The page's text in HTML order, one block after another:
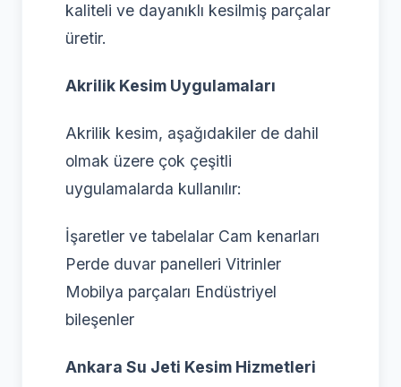
kaliteli ve dayanıklı kesilmiş parçalar
üretir.
Akrilik Kesim Uygulamaları
Akrilik kesim, aşağıdakiler de dahil
olmak üzere çok çeşitli
uygulamalarda kullanılır:
İşaretler ve tabelalar Cam kenarları
Perde duvar panelleri Vitrinler
Mobilya parçaları Endüstriyel
bileşenler
Ankara Su Jeti Kesim Hizmetleri